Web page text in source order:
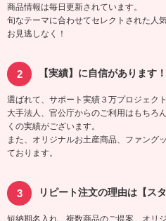
商品情報は毎日更新されています。
旬なテーマに合わせてセレクトされた人
お見逃しなく！
【実績】に自信があります！
選ばれて、サポート実績３万プロジェク
大手法人、官公庁からのご利用はもちろ
くの実績がございます。
また、オリジナルお土産商品、ファング
ております。
リピート注文の理由は【ス
短納期名入れ、複数商品のご提案、オリ